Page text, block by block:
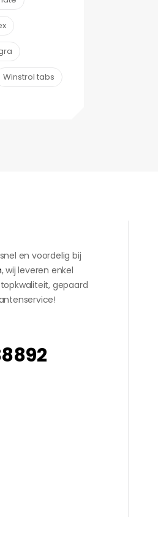
Winstrol tabs
en voordelig bij
, wij leveren enkel
gepaard